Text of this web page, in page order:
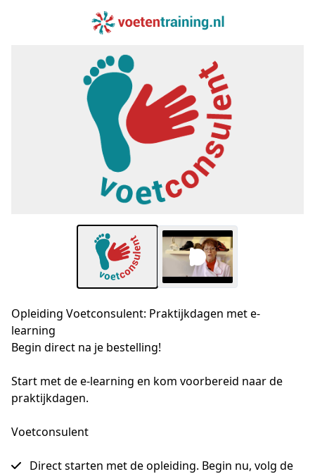
Opleiding Voetconsulent: Praktijkdagen met e-
learning
Begin direct na je bestelling!
Start met de e-learning en kom voorbereid naar de
praktijkdagen.
Voetconsulent
Direct starten met de opleiding. Begin nu, volg de